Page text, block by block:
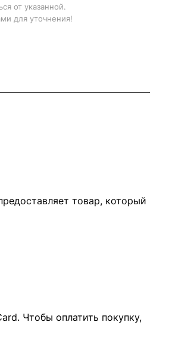
от указанной.
для уточнения!
товар, который
Чтобы оплатить покупку,